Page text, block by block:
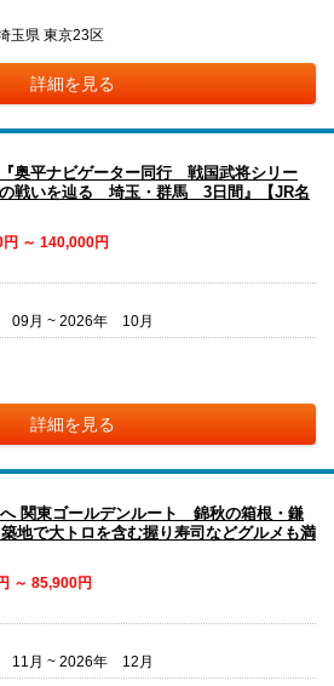
玉県 東京23区
詳細を見る
奥平ナビゲーター同行 戦国武将シリー
戦いを辿る 埼玉・群馬 3日間』【JR名
～ 140,000円
09月 ~ 2026年 10月
詳細を見る
へ 関東ゴールデンルート 錦秋の箱根・鎌
地で大トロを含む握り寿司などグルメも満
～ 85,900円
11月 ~ 2026年 12月